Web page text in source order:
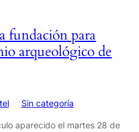
fundación para
arqueológico de
en Sin categoría
aparecido el martes 28 de